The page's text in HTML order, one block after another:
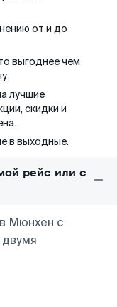
от и до
выгоднее чем
лучшие
скидки и
в выходные.
рейс или с
Мюнхен с